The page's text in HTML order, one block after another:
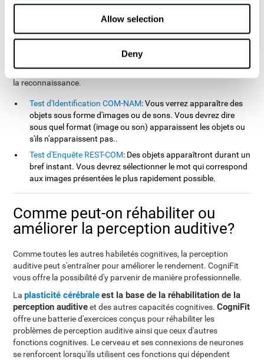
Allow selection
Deny
Memory Malingering (TOMM) et du Test de Variables of Attention
(TOVA). En plus d'évaluer la perception auditive, le test permet de
traitement, la mémoire contextuelle, la mémoire de travail,
l'actualisation, la mémoire visuelle, la perception visuelle ainsi que
la reconnaissance.
Test d'Identification COM-NAM: Vous verrez apparaître des
objets sous forme d'images ou de sons. Vous devrez dire
sous quel format (image ou son) apparaissent les objets ou
s'ils n'apparaissent pas..
Test d'Enquête REST-COM: Des objets apparaîtront durant un
bref instant. Vous devrez sélectionner le mot qui correspond
aux images présentées le plus rapidement possible.
Comme peut-on réhabiliter ou
améliorer la perception auditive?
Comme toutes les autres habiletés cognitives, la perception
auditive peut s'entraîner pour améliorer le rendement. CogniFit
vous offre la possibilité d'y parvenir de manière professionnelle.
Laplasticité cérébraleest la base de la réhabilitation de la
perception auditiveet des autres capacités cognitives.CogniFit
offre une batterie d'exercices conçus pour réhabiliter les
problèmes de perception auditive ainsi que ceux d'autres
fonctions cognitives. Le cerveau et ses connexions de neurones
se renforcent lorsqu'ils utilisent ces fonctions qui dépendent